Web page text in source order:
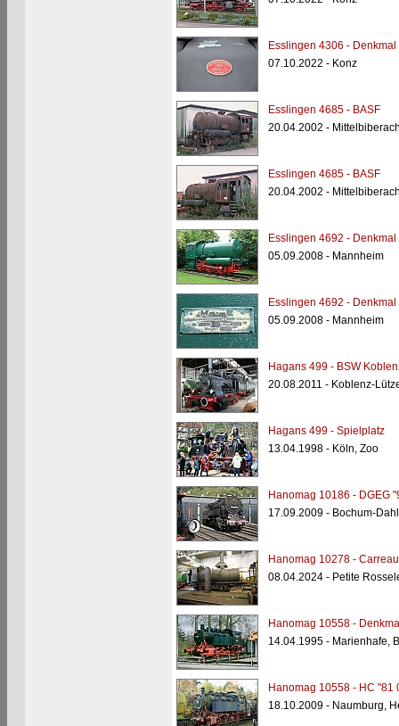
Esslingen 4306 - Denkmal
07.10.2022 - Konz
Esslingen 4685 - BASF
20.04.2002 -
Esslingen 4685 - BASF
20.04.2002 -
Esslingen 4692 - Denkmal
05.09.2008 - Mannheim
Esslingen 4692 - Denkmal
05.09.2008 - Mannheim
Hagans 499 - BSW
20.08.2011 - Koblenz-
Hagans 499 - Spielplatz
13.04.1998 - Köln, Zoo
Hanomag 10186 - DGEG
17.09.2009 - Bochum-
Hanomag 10278 -
08.04.2024 - Petite
Hanomag 10558 -
14.04.1995 - Marienhafe,
Hanomag 10558 - HC "81
18.10.2009 - Naumburg,